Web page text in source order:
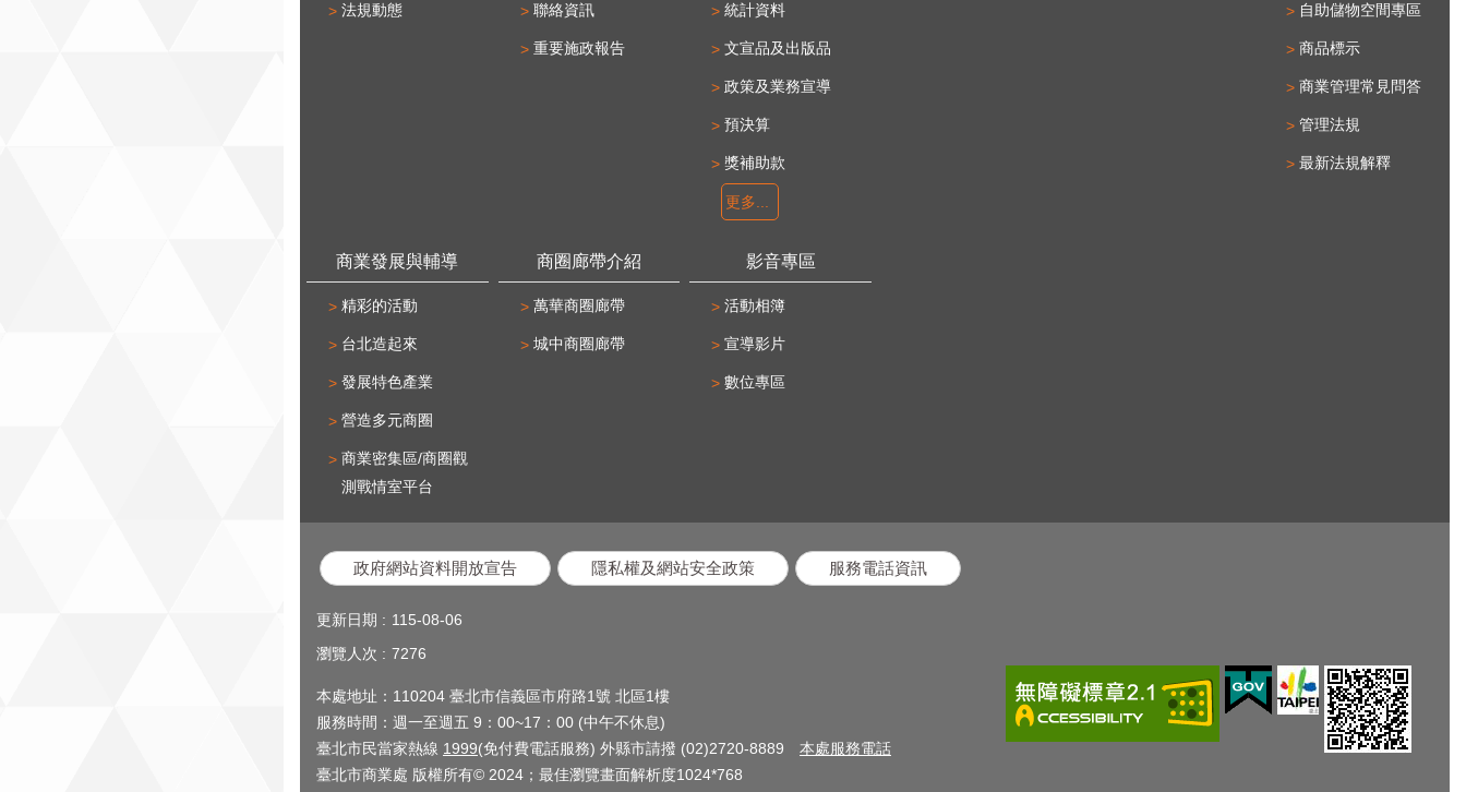
法規動態 聯絡資訊
重要施政報告
統計資料
文宣品及出版品
政策及業務宣導
預決算
獎補助款
更多...
自助儲物空間專區
商品標示
商業管理常見問答
管理法規
最新法規解釋
商業發展與輔導
精彩的活動
台北造起來
發展特色產業
營造多元商圈
商業密集區/商圈觀
測戰情室平台
商圈廊帶介紹
萬華商圈廊帶
城中商圈廊帶
影音專區
活動相簿
宣導影片
數位專區
政府網站資料開放宣告 隱私權及網站安全政策 服務電話資訊
更新日期
115-08-06
瀏覽人次
7276
本處地址：110204 臺北市信義區市府路1號 北區1樓
服務時間：週一至週五 9：00~17：00 (中午不休息)
臺北市民當家熱線 1999(免付費電話服務) 外縣市請撥 (02)2720-8889 本處服務電話
臺北市商業處 版權所有© 2024；最佳瀏覽畫面解析度1024*768